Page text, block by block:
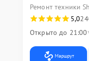
Ремонт техники
5,0
Открыто до 21:00
Маршрут